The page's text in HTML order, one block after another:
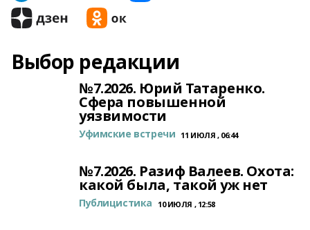
Выбор редакции
№7.2026. Юрий Татаренко.
Сфера повышенной
уязвимости
Уфимские встречи 11 ИЮЛЯ , 06:44
№7.2026. Разиф Валеев. Охота:
какой была, такой уж нет
Публицистика 10 ИЮЛЯ , 12:58